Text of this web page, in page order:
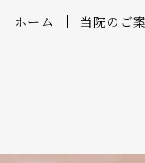
ホーム 当院のご